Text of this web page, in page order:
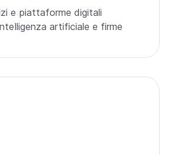
e piattaforme digitali
artificiale e firme